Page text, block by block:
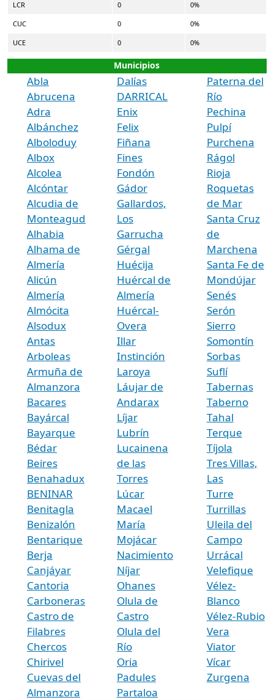
LCR 0 0%
CUC 0 0%
UCE 0 0%
Municipios
Abla
Abrucena
Adra
Albánchez
Alboloduy
Albox
Alcolea
Alcóntar
Alcudia de
Monteagud
Alhabia
Alhama de
Almería
Alicún
Almería
Almócita
Alsodux
Antas
Arboleas
Armuña de
Almanzora
Bacares
Bayárcal
Bayarque
Bédar
Beires
Benahadux
BENINAR
Benitagla
Benizalón
Bentarique
Berja
Canjáyar
Cantoria
Carboneras
Castro de
Filabres
Chercos
Chirivel
Cuevas del
Almanzora
Dalías
DARRICAL
Enix
Felix
Fiñana
Fines
Fondón
Gádor
Gallardos,
Los
Garrucha
Gérgal
Huécija
Huércal de
Almería
Huércal-
Overa
Illar
Instinción
Laroya
Láujar de
Andarax
Líjar
Lubrín
Lucainena
de las
Torres
Lúcar
Macael
María
Mojácar
Nacimiento
Níjar
Ohanes
Olula de
Castro
Olula del
Río
Oria
Padules
Partaloa
Paterna del
Río
Pechina
Pulpí
Purchena
Rágol
Rioja
Roquetas
de Mar
Santa Cruz
de
Marchena
Santa Fe de
Mondújar
Senés
Serón
Sierro
Somontín
Sorbas
Suflí
Tabernas
Taberno
Tahal
Terque
Tíjola
Tres Villas,
Las
Turre
Turrillas
Uleila del
Campo
Urrácal
Velefique
Vélez-
Blanco
Vélez-Rubio
Vera
Viator
Vícar
Zurgena